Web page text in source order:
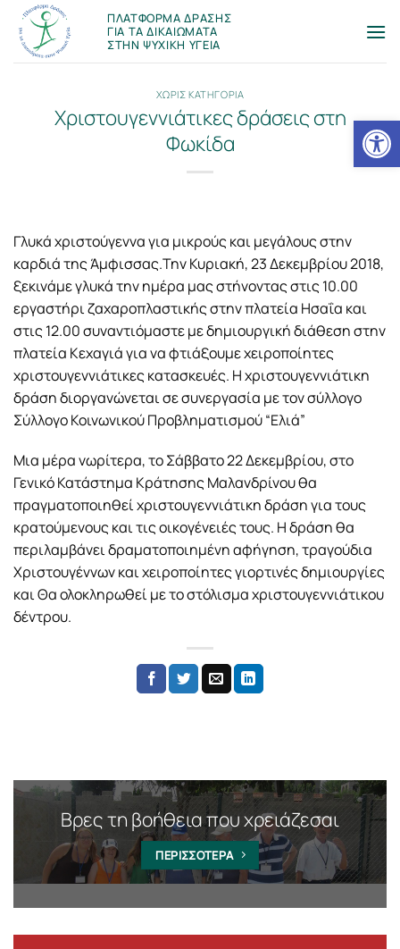
Μετάβαση
στο
περιεχόμενο
ΠΛΑΤΦΟΡΜΑ ΔΡΑΣΗΣ
ΓΙΑ ΤΑ ΔΙΚΑΙΩΜΑΤΑ
ΣΤΗΝ ΨΥΧΙΚΗ ΥΓΕΙΑ
ΧΩΡΙΣ ΚΑΤΗΓΟΡΙΑ
Χριστουγεννιάτικες δράσεις στη
Φωκίδα
Γλυκά χριστούγεννα για μικρούς και μεγάλους στην
καρδιά της Άμφισσας.Την Κυριακή, 23 Δεκεμβρίου 2018,
ξεκινάμε γλυκά την ημέρα μας στήνοντας στις 10.00
εργαστήρι ζαχαροπλαστικής στην πλατεία Ησαΐα και
στις 12.00 συναντιόμαστε με δημιουργική διάθεση στην
πλατεία Κεχαγιά για να φτιάξουμε χειροποίητες
χριστουγεννιάτικες κατασκευές. Η χριστουγεννιάτικη
δράση διοργανώνεται σε συνεργασία με τον σύλλογο
Σύλλογο Κοινωνικού Προβληματισμού “Ελιά”
Μια μέρα νωρίτερα, το Σάββατο 22 Δεκεμβρίου, στο
Γενικό Κατάστημα Κράτησης Μαλανδρίνου θα
πραγματοποιηθεί χριστουγεννιάτικη δράση για τους
κρατούμενους και τις οικογένειές τους. Η δράση θα
περιλαμβάνει δραματοποιημένη αφήγηση, τραγούδια
Χριστουγέννων και χειροποίητες γιορτινές δημιουργίες
και Θα ολοκληρωθεί με το στόλισμα χριστουγεννιάτικου
δέντρου.
Βρες τη βοήθεια που χρειάζεσαι
ΠΕΡΙΣΣΟΤΕΡΑ